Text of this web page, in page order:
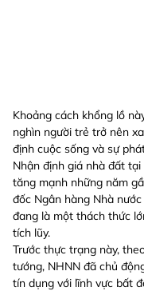
Khoảng cách khổng lồ
nghìn người trẻ trở nên
định cuộc sống và sự
Nhận định giá nhà đất
tăng mạnh những năm
đốc Ngân hàng Nhà
đang là một thách thức
tích lũy.
Trước thực trạng này,
tướng, NHNN đã chủ
tín dụng với lĩnh vực bất